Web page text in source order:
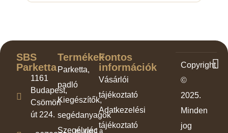
SBS
Parketta
1161
Budapest,
Csömöri
út 224.
mutasd a
Termékek
Parketta,
padló
Kiegészítők,
segédanyagok
Szegélyléc
Fontos
információk
Vásárlói
tájékoztató
Adatkezelési
tájékoztató
Copyright
©
2025.
Minden
jog